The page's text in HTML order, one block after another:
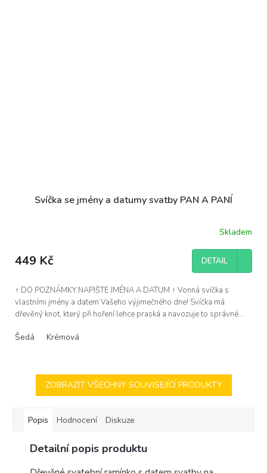
Svíčka se jmény a datumy svatby PAN A PANÍ
produktu
je
z
5
hvězdiček.
Skladem
449 Kč DETAIL
↑ DO POZNÁMKY NAPIŠTE JMÉNA A DATUM ↑ Vonná svíčka s
vlastními jmény a datem Vašeho výjimečného dne! Svíčka má
dřevěný knot, který při hoření lehce praská a navozuje to správné...
Šedá Krémová
ZOBRAZIT VŠECHNY SOUVISEJÍCÍ PRODUKTY
Popis Hodnocení Diskuze
Detailní popis produktu